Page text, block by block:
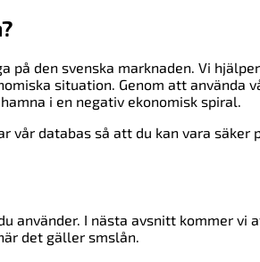
den svenska marknaden. Vi
situation. Genom att använda
i en negativ ekonomisk spiral.
vår databas så att du kan vara säker
använder. I nästa avsnitt kommer vi
det gäller smslån.